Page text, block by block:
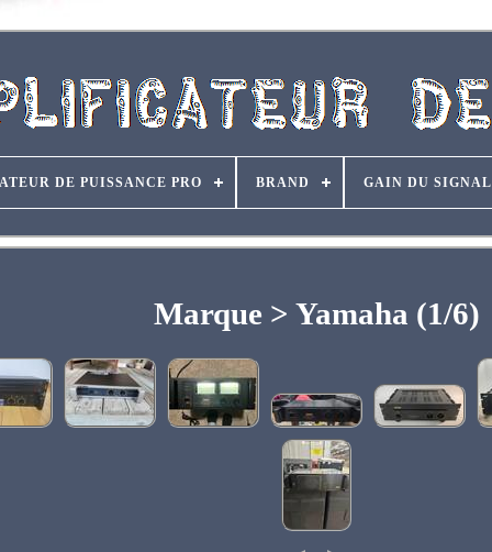
DE PUISSANCE PRO BRAND GAIN DU SIGNAL
Marque > Yamaha (1/6)